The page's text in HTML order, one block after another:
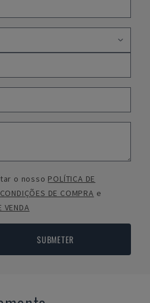
o nosso POLÍTICA DE
DE COMPRA e
VENDA
SUBMETER